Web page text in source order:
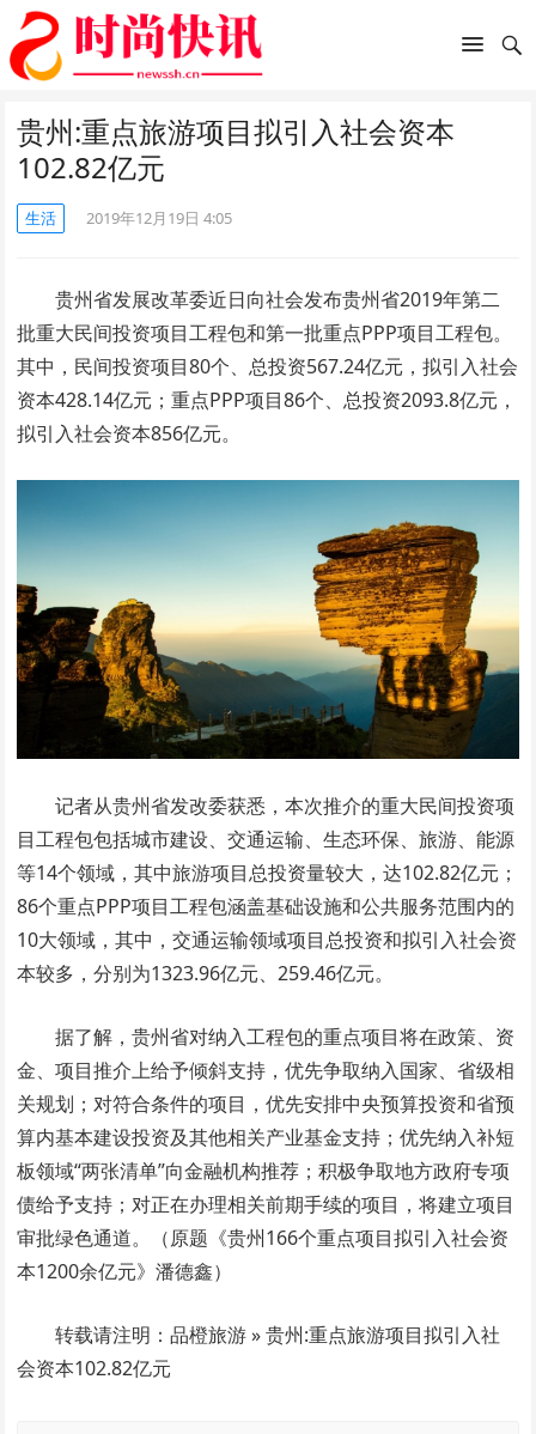
贵州:重点旅游项目拟引入社会资本
102.82亿元
生活 2019年12月19日 4:05
贵州省发展改革委近日向社会发布贵州省2019年第二
批重大民间投资项目工程包和第一批重点PPP项目工程包。
其中，民间投资项目80个、总投资567.24亿元，拟引入社会
资本428.14亿元；重点PPP项目86个、总投资2093.8亿元，
拟引入社会资本856亿元。
记者从贵州省发改委获悉，本次推介的重大民间投资项
目工程包包括城市建设、交通运输、生态环保、旅游、能源
等14个领域，其中旅游项目总投资量较大，达102.82亿元；
86个重点PPP项目工程包涵盖基础设施和公共服务范围内的
10大领域，其中，交通运输领域项目总投资和拟引入社会资
本较多，分别为1323.96亿元、259.46亿元。
据了解，贵州省对纳入工程包的重点项目将在政策、资
金、项目推介上给予倾斜支持，优先争取纳入国家、省级相
关规划；对符合条件的项目，优先安排中央预算投资和省预
算内基本建设投资及其他相关产业基金支持；优先纳入补短
板领域“两张清单”向金融机构推荐；积极争取地方政府专项
债给予支持；对正在办理相关前期手续的项目，将建立项目
审批绿色通道。（原题《贵州166个重点项目拟引入社会资
本1200余亿元》潘德鑫）
转载请注明：品橙旅游 » 贵州:重点旅游项目拟引入社
会资本102.82亿元